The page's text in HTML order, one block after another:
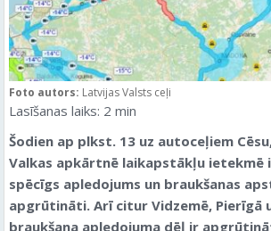
Foto autors: Latvijas Valsts ceļi
Lasīšanas laiks: 2 min
Šodien ap plkst. 13 uz autoceļiem
Valkas apkārtnē laikapstākļu ietekmē
spēcīgs apledojums un braukšanas
apgrūtināti. Arī citur Vidzemē, Pierīgā
braukšana apledojuma dēļ ir